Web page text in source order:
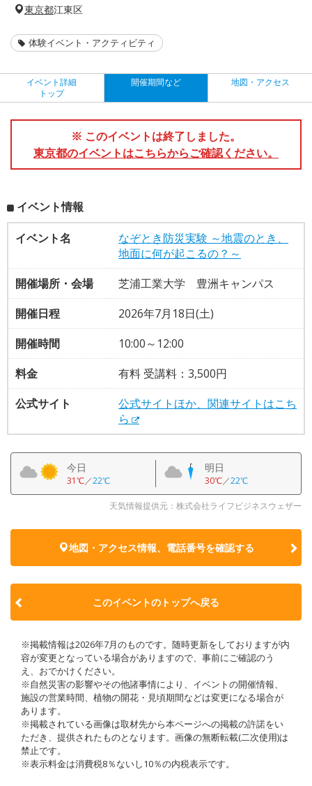
東京都江東区
体験イベント・アクティビティ
イベント詳細
トップ
開催期間など 地図・アクセス
※ このイベントは終了しました。
東京都のイベントはこちらからご確認ください。
イベント情報
イベント名
なぞとき防災実験 ～地震のとき、
地面に何が起こるの？～
開催場所・会場
芝浦工業大学 豊洲キャンパス
開催日程
2026年7月18日(土)
開催時間
10:00～12:00
料金
有料 受講料：3,500円
公式サイト
公式サイトほか、関連サイトはこち
ら
今日
31℃／22℃
明日
30℃／22℃
天気情報提供元：株式会社ライフビジネスウェザー
地図・アクセス情報、電話番号を確認する
このイベントのトップへ戻る
※掲載情報は2026年7月のものです。随時更新をしておりますが内
容が変更となっている場合がありますので、事前にご確認のう
え、おでかけください。
※自然災害の影響やその他諸事情により、イベントの開催情報、
施設の営業時間、植物の開花・見頃期間などは変更になる場合が
あります。
※掲載されている画像は取材先から本ページへの掲載の許諾をい
ただき、提供されたものとなります。画像の無断転載(二次使用)は
禁止です。
※表示料金は消費税8％ないし10％の内税表示です。